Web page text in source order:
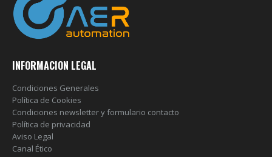
INFORMACION LEGAL
Condiciones Generales
Política de Cookies
Condiciones newsletter y formulario contacto
Política de privacidad
Aviso Legal
Canal Ético